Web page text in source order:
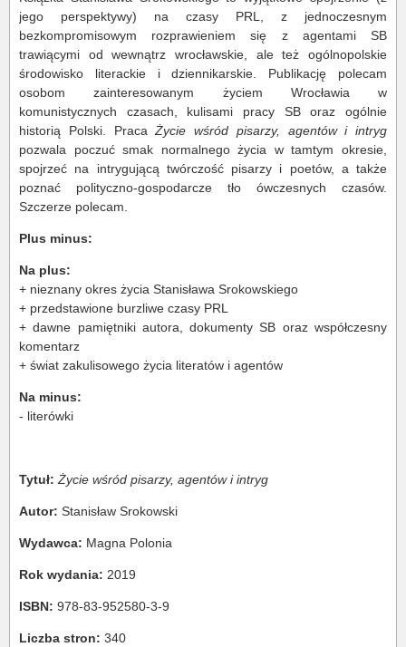
jego perspektywy) na czasy PRL, z jednoczesnym
bezkompromisowym rozprawieniem się z agentami SB
trawiącymi od wewnątrz wrocławskie, ale też ogólnopolskie
środowisko literackie i dziennikarskie. Publikację polecam
osobom zainteresowanym życiem Wrocławia w
komunistycznych czasach, kulisami pracy SB oraz ogólnie
historią Polski. PracaŻycie wśród pisarzy, agentów i intryg
pozwala poczuć smak normalnego życia w tamtym okresie,
spojrzeć na intrygującą twórczość pisarzy i poetów, a także
poznać polityczno-gospodarcze tło ówczesnych czasów.
Szczerze polecam.
Plus minus:
Na plus:
+ nieznany okres życia Stanisława Srokowskiego
+ przedstawione burzliwe czasy PRL
+ dawne pamiętniki autora, dokumenty SB oraz współczesny
komentarz
+ świat zakulisowego życia literatów i agentów
Na minus:
- literówki
Tytuł: Życie wśród pisarzy, agentów i intryg
Autor: Stanisław Srokowski
Wydawca: Magna Polonia
Rok wydania: 2019
ISBN: 978-83-952580-3-9
Liczba stron: 340